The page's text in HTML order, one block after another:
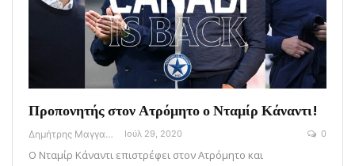
Προπονητής στον Ατρόμητο ο Νταμίρ Κάναντι!
Δημήτρης Μαγγανάρης Ιούλ 29, 2020 0
Ο Νταμίρ Κάναντι επιστρέφει στον Ατρόμητο και